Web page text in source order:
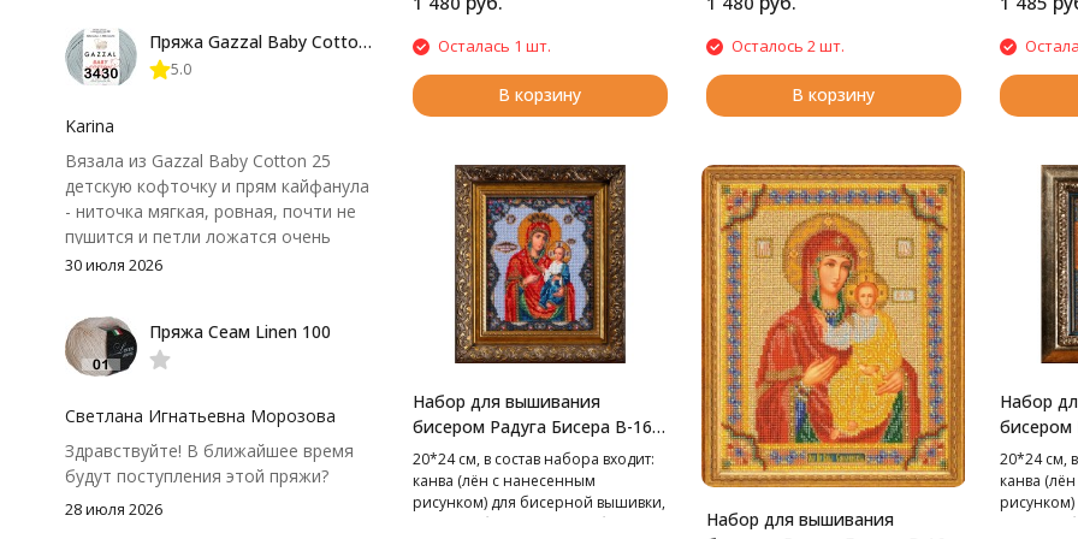
Осталась 1 шт.
В корзину
Осталось 2 шт.
В корзину
Набор для вышивания
бисером Радуга Бисера В-162
Иверская богородица, 20*24
см
20*24 см, в состав набора входит:
канва (лён с нанесенным
рисунком) для бисерной вышивки,
чешский бисер, игла для бисера,
Набор для вышивания
Набор
бисером
20*24 см
20*24 см,
канва
чешский
нюанс - пряжа немного скользит и
иногда расслаивается, пришлось
крючок поудобнее.
Пряжа Gazzal Baby Cotton 25
5.0
Karina
Вязала из Gazzal Baby Cotton 25
детскую кофточку и прям кайфанула
- ниточка мягкая, ровная, почти не
пушится и петли ложатся очень
аккуратно. После стирки полотно
потеряло, цвет тоже не стал
тусклее. Единственный нюанс -
моточки маленькие, расход лучше
чуть-чуть не хватило))
30 июля 2026
Пряжа Сеам Linen 100
Светлана Игнатьевна Морозова
Здравствуйте! В ближайшее время
будут поступления этой пряжи?
28 июля 2026